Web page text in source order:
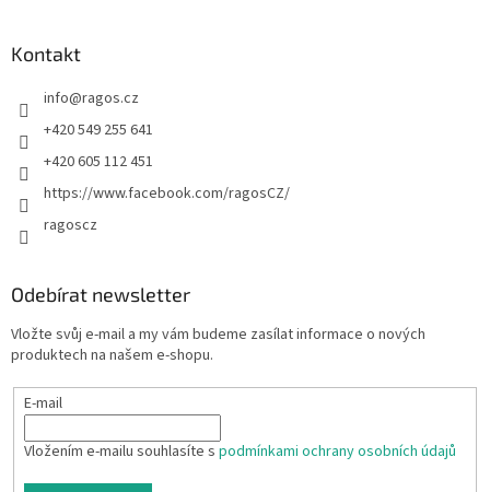
Kontakt
info@ragos.cz
+420 549 255 641
+420 605 112 451
https://www.facebook.com/ragosCZ/
ragoscz
Odebírat newsletter
Vložte svůj e-mail a my vám budeme zasílat informace o nových
produktech na našem e-shopu.
E-mail
Vložením e-mailu souhlasíte s podmínkami ochrany osobních údajů